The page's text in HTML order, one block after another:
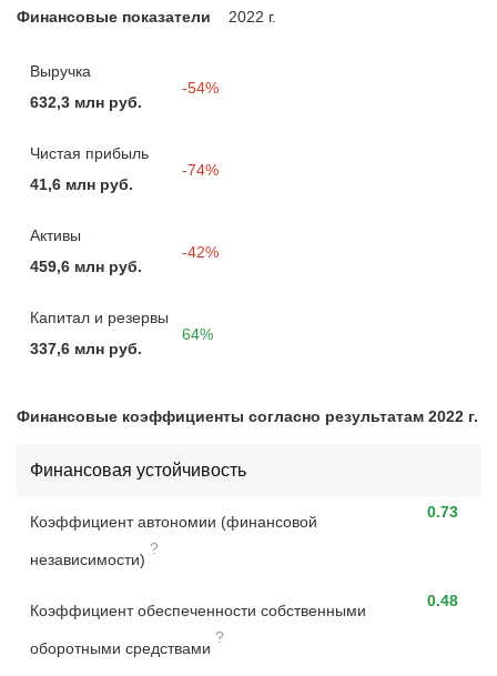
Финансовые показатели 2022 г.
Выручка
632,3 млн руб.
-54%
Чистая прибыль
41,6 млн руб.
-74%
Активы
459,6 млн руб.
-42%
Капитал и резервы
337,6 млн руб.
64%
Финансовые коэффициенты согласно результатам 2022 г.
Финансовая устойчивость
Коэффициент автономии (финансовой
независимости)
?
0.73
Коэффициент обеспеченности собственными
оборотными средствами
?
0.48